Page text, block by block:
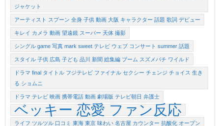
ジャケット
アーティスト スプーン 全身 子供 動画 大阪 キャラクター 話題 歌詞 デビュー
キレイ カメラ 動画 望遠鏡 スーパー 天体 撮影
シングル game 写真 mark sweet テレビ ウェブ コンサート summer 話題
スタイル 子供 広島 子ども 品川 新聞 総集編 ブーム スズメバチ ワイルド
ドラマ final タイトル フジテレビ ファイナル セクシー チェンジ チョイス 生き
る ショムニ
ドラマ テレビ 映画 携帯電話 動画 劇場版 テレビ朝日 弁護士
ベッキー 恋愛 ファン反応
ライフ ツルツル 口コミ 東海 東京 味わい 名古屋 カウンター 抗酸化 オープン